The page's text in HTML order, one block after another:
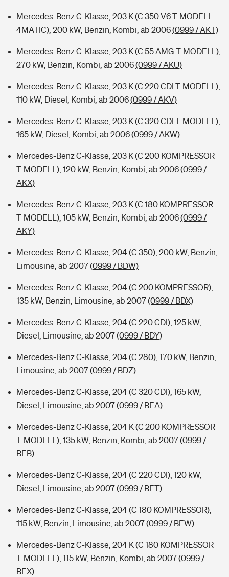
Mercedes-Benz C-Klasse, 203 K (C 350 V6 T-MODELL
4MATIC), 200 kW, Benzin, Kombi, ab 2006(0999 / AKT)
Mercedes-Benz C-Klasse, 203 K (C 55 AMG T-MODELL),
270 kW, Benzin, Kombi, ab 2006(0999 / AKU)
Mercedes-Benz C-Klasse, 203 K (C 220 CDI T-MODELL),
110 kW, Diesel, Kombi, ab 2006(0999 / AKV)
Mercedes-Benz C-Klasse, 203 K (C 320 CDI T-MODELL),
165 kW, Diesel, Kombi, ab 2006(0999 / AKW)
Mercedes-Benz C-Klasse, 203 K (C 200 KOMPRESSOR
T-MODELL), 120 kW, Benzin, Kombi, ab 2006(0999 /
AKX)
Mercedes-Benz C-Klasse, 203 K (C 180 KOMPRESSOR
T-MODELL), 105 kW, Benzin, Kombi, ab 2006(0999 /
AKY)
Mercedes-Benz C-Klasse, 204 (C 350), 200 kW, Benzin,
Limousine, ab 2007(0999 / BDW)
Mercedes-Benz C-Klasse, 204 (C 200 KOMPRESSOR),
135 kW, Benzin, Limousine, ab 2007(0999 / BDX)
Mercedes-Benz C-Klasse, 204 (C 220 CDI), 125 kW,
Diesel, Limousine, ab 2007(0999 / BDY)
Mercedes-Benz C-Klasse, 204 (C 280), 170 kW, Benzin,
Limousine, ab 2007(0999 / BDZ)
Mercedes-Benz C-Klasse, 204 (C 320 CDI), 165 kW,
Diesel, Limousine, ab 2007(0999 / BEA)
Mercedes-Benz C-Klasse, 204 K (C 200 KOMPRESSOR
T-MODELL), 135 kW, Benzin, Kombi, ab 2007(0999 /
BEB)
Mercedes-Benz C-Klasse, 204 (C 220 CDI), 120 kW,
Diesel, Limousine, ab 2007(0999 / BET)
Mercedes-Benz C-Klasse, 204 (C 180 KOMPRESSOR),
115 kW, Benzin, Limousine, ab 2007(0999 / BEW)
Mercedes-Benz C-Klasse, 204 K (C 180 KOMPRESSOR
T-MODELL), 115 kW, Benzin, Kombi, ab 2007(0999 /
BEX)